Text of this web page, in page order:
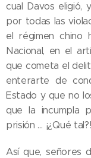
cual Davos eligió,
por todas las
el régimen chino
Nacional, en el
que cometa el
enterarte de
Estado y que no
que la incumpla
prisión … ¡¿Qué tal?!
Así que, señores